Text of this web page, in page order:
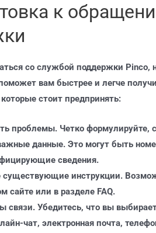
к
со службой поддержки Pinco,
вам быстрее и легче
стоит предпринять:
проблемы. Четко формулируйте,
данные. Это могут быть
сведения.
существующие инструкции.
сайте или в разделе FAQ.
связи. Убедитесь, что вы
чат, электронная почта,